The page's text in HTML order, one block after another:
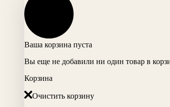
Ваша корзина пуста
Вы еще не добавили ни один товар в
Корзина
Очистить корзину